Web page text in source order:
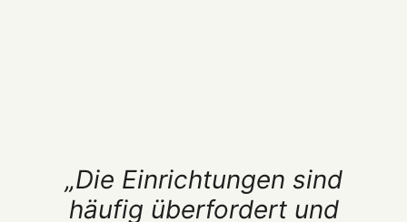
„Die Einrichtungen sind
häufig überfordert und